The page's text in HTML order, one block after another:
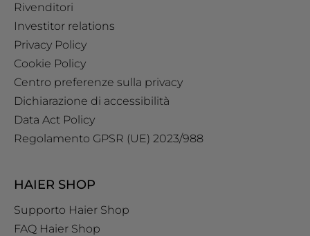
Rivenditori
Investitor relations
Privacy Policy
Cookie Policy
Centro preferenze sulla privacy
Dichiarazione di accessibilità
Data Act Policy
Regolamento GPSR (UE) 2023/988
HAIER SHOP
Supporto Haier Shop
FAQ Haier Shop